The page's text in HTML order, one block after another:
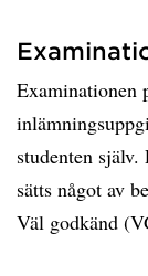
Examinationen
studenten
sätts något av
Väl godkänd